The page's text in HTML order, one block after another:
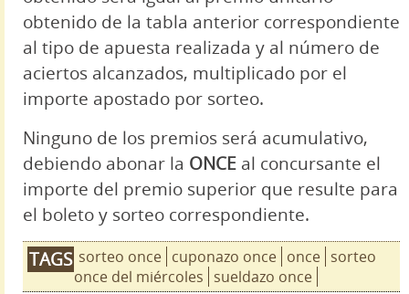
obtenido de la tabla anterior correspondiente
al tipo de apuesta realizada y al número de
aciertos alcanzados, multiplicado por el
importe apostado por sorteo.
Ninguno de los premios será acumulativo,
debiendo abonar la ONCE al concursante el
importe del premio superior que resulte para
el boleto y sorteo correspondiente.
TAGS sorteo once cuponazo once once sorteo
once del miércoles sueldazo once